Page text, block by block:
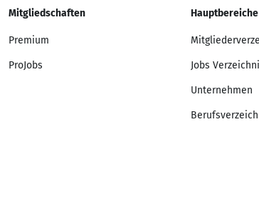
Mitgliedschaften
Premium
ProJobs
Hauptbereiche
Jobs
Unternehmen